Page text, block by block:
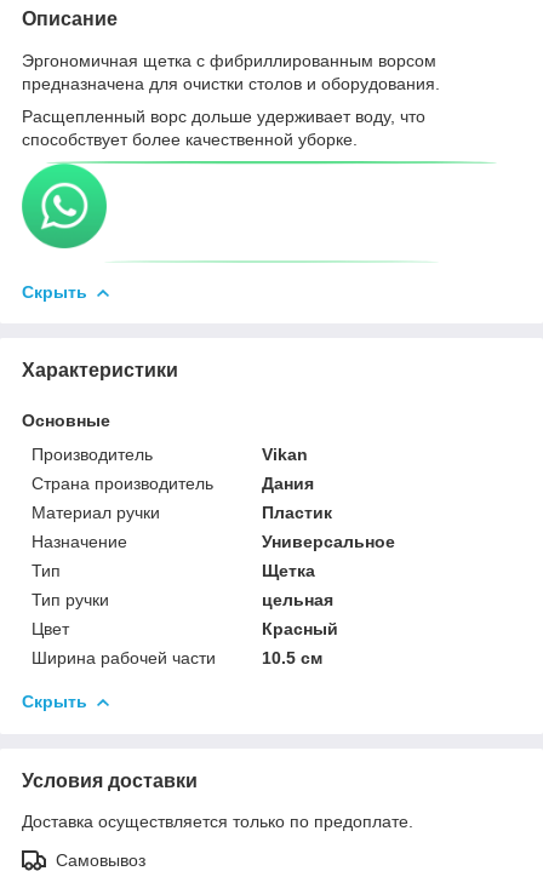
Описание
Эргономичная щетка с фибриллированным ворсом
предназначена для очистки столов и оборудования.
Расщепленный ворс дольше удерживает воду, что
способствует более качественной уборке.
Скрыть
Характеристики
Основные
Производитель
Vikan
Страна производитель
Дания
Материал ручки
Пластик
Назначение
Универсальное
Тип
Щетка
Тип ручки
цельная
Цвет
Красный
Ширина рабочей части
10.5 см
Скрыть
Условия доставки
Доставка осуществляется только по предоплате.
Самовывоз